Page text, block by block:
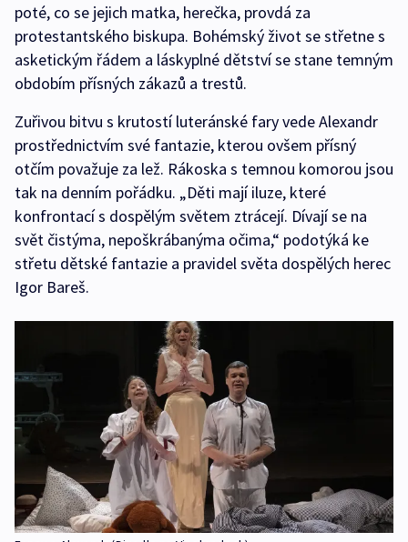
poté, co se jejich matka, herečka, provdá za
protestantského biskupa. Bohémský život se střetne s
asketickým řádem a láskyplné dětství se stane temným
obdobím přísných zákazů a trestů.
Zuřivou bitvu s krutostí luteránské fary vede Alexandr
prostřednictvím své fantazie, kterou ovšem přísný
otčím považuje za lež. Rákoska s temnou komorou jsou
tak na denním pořádku. „Děti mají iluze, které
konfrontací s dospělým světem ztrácejí. Dívají se na
svět čistýma, nepoškrábanýma očima,“ podotýká ke
střetu dětské fantazie a pravidel světa dospělých herec
Igor Bareš.